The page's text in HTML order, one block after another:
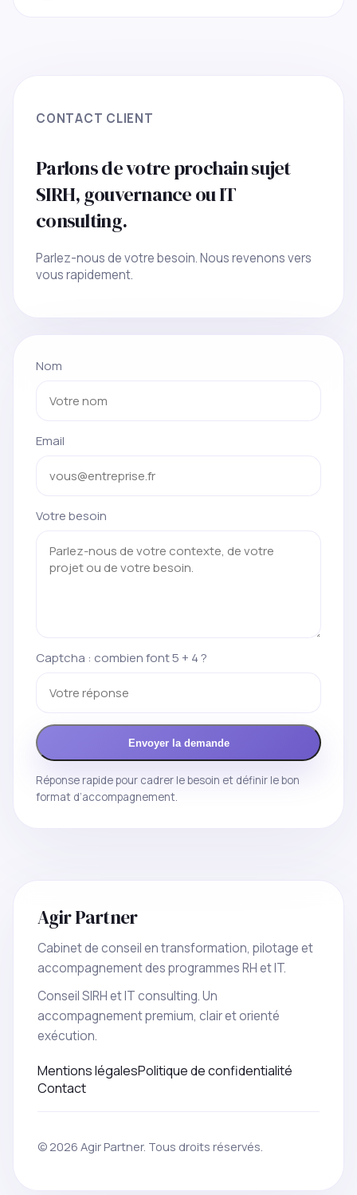
CONTACT CLIENT
Parlons de votre prochain sujet
SIRH, gouvernance ou IT
consulting.
Parlez-nous de votre besoin. Nous revenons vers
vous rapidement.
Nom
Email
Votre besoin
Captcha : combien font 5 + 4 ?
Envoyer la demande
Réponse rapide pour cadrer le besoin et définir le bon
format d’accompagnement.
Agir Partner
Cabinet de conseil en transformation, pilotage et
accompagnement des programmes RH et IT.
Conseil SIRH et IT consulting. Un
accompagnement premium, clair et orienté
exécution.
Mentions légalesPolitique de confidentialité
Contact
© 2026 Agir Partner. Tous droits réservés.